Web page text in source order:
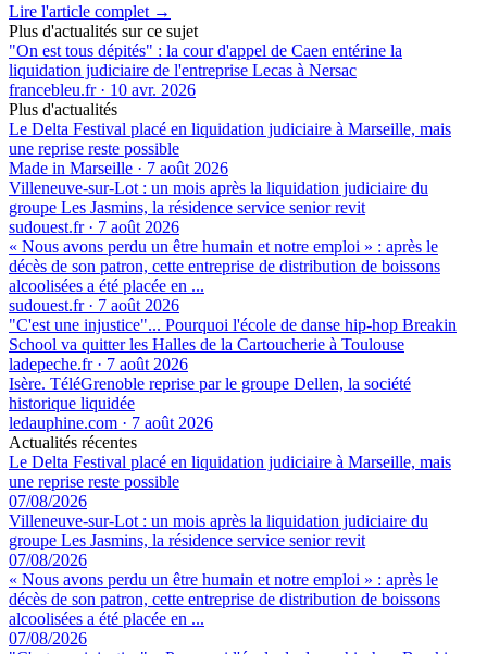
Lire l'article complet →
Plus d'actualités sur ce sujet
"On est tous dépités" : la cour d'appel de Caen entérine la
liquidation judiciaire de l'entreprise Lecas à Nersac
francebleu.fr· 10 avr. 2026
Plus d'actualités
Le Delta Festival placé en liquidation judiciaire à Marseille, mais
une reprise reste possible
Made in Marseille · 7 août 2026
Villeneuve-sur-Lot : un mois après la liquidation judiciaire du
groupe Les Jasmins, la résidence service senior revit
sudouest.fr· 7 août 2026
« Nous avons perdu un être humain et notre emploi » : après le
décès de son patron, cette entreprise de distribution de boissons
alcoolisées a été placée en ...
sudouest.fr· 7 août 2026
"C'est une injustice"... Pourquoi l'école de danse hip-hop Breakin
School va quitter les Halles de la Cartoucherie à Toulouse
ladepeche.fr· 7 août 2026
Isère. TéléGrenoble reprise par le groupe Dellen, la société
historique liquidée
ledauphine.com · 7 août 2026
Actualités récentes
Le Delta Festival placé en liquidation judiciaire à Marseille, mais
une reprise reste possible
07/08/2026
Villeneuve-sur-Lot : un mois après la liquidation judiciaire du
groupe Les Jasmins, la résidence service senior revit
07/08/2026
« Nous avons perdu un être humain et notre emploi » : après le
décès de son patron, cette entreprise de distribution de boissons
alcoolisées a été placée en ...
07/08/2026